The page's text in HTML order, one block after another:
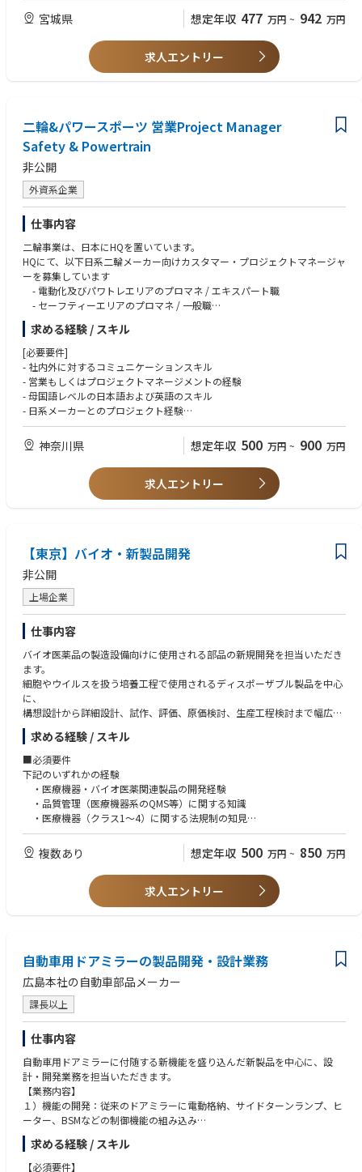
☆会社概要はこちら☆
宮城県 想定年収 477 万円 ~ 942 万円
求人エントリー
二輪&パワースポーツ 営業Project Manager
Safety & Powertrain
非公開
外資系企業
仕事内容
二輪事業は、日本にHQを置いています。
HQにて、以下日系二輪メーカー向けカスタマー・プロジェクトマネージャ
ーを募集しています
- 電動化及びパワトレエリアのプロマネ / エキスパート職
- セーフティーエリアのプロマネ / 一般職
[業務内容]
- 新規受注プロジェクト管理
- 客先計画業務
- 工場側とのプロジェクト立ち上げ業務
- 社内外とのプロジェクト会議設定
- プロジェクト予算、コスト管理
総じてインド、中国、ASEANの現地ラウンチマネージャーや開発とコミュ
ニケーション取りながら、業務を遂行していきます。
求める経験 / スキル
[必要要件]
- 社内外に対するコミュニケーションスキル
- 営業もしくはプロジェクトマネージメントの経験
- 母国語レベルの日本語および英語のスキル
- 日系メーカーとのプロジェクト経験
- 二輪車に対する知識
- 目標意識が高い事、チームワーク尊重
- バイカー（希望）
- 二輪車と/またはパワースポーツへの情熱
神奈川県 想定年収 500 万円 ~ 900 万円
求人エントリー
【東京】バイオ・新製品開発
非公開
上場企業
仕事内容
バイオ医薬品の製造設備向けに使用される部品の新規開発を担当いただき
ます。
細胞やウイルスを扱う培養工程で使用されるディスポーザブル製品を中心
に、
構想設計から詳細設計、試作、評価、原価検討、生産工程検討まで幅広く
関わります。
顧客と直接やり取りしながら要求仕様を整理し、まだ業界標準が固まり切
っていない領域で、
品質・安全性を考慮した製品づくりを進める点が特徴です。
半導体分野で培ったクリーン技術と流体制御技術を活かし、
社会貢献性の高い分野で新たな製品を生み出すポジションです。
求める経験 / スキル
■必須要件
下記のいずれかの経験
・医療機器・バイオ医薬関連製品の開発経験
・品質管理（医療機器系のQMS等）に関する知識
・医療機器（クラス1～4）に関する法規制の知見
■歓迎要件
・医療機器・バイオ関連製品の開発経験
・品質管理（QMS等）に関する知識
・医療機器（クラス1～4）に関する法規制の知見
複数あり 想定年収 500 万円 ~ 850 万円
求人エントリー
自動車用ドアミラーの製品開発・設計業務
広島本社の自動車部品メーカー
課長以上
仕事内容
自動車用ドアミラーに付随する新機能を盛り込んだ新製品を中心に、設
計・開発業務を担当いただきます。
【業務内容】
１）機能の開発：従来のドアミラーに電動格納、サイドターンランプ、ヒ
ーター、BSMなどの制御機能の組み込み
２）設計・解析：CADを用いた３Dモデリング、強度・振動解析、空力設
計、軽量化のための構造検討
求める経験 / スキル
【必須要件】